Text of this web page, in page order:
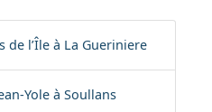
de l’Île à La Gueriniere
Yole à Soullans